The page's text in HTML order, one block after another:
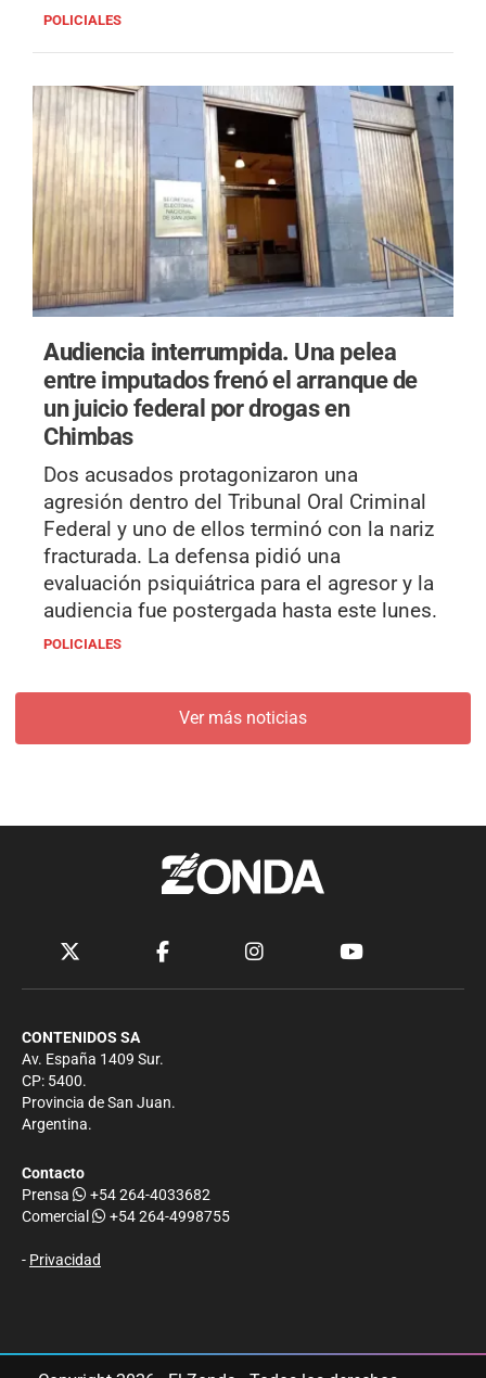
POLICIALES
Audiencia interrumpida. Una pelea
entre imputados frenó el arranque de
un juicio federal por drogas en
Chimbas
Dos acusados protagonizaron una
agresión dentro del Tribunal Oral Criminal
Federal y uno de ellos terminó con la nariz
fracturada. La defensa pidió una
evaluación psiquiátrica para el agresor y la
audiencia fue postergada hasta este lunes.
POLICIALES
Ver más noticias
CONTENIDOS SA
Av. España 1409 Sur.
CP: 5400.
Provincia de San Juan.
Argentina.
Contacto
Prensa
+54 264-4033682
Comercial
+54 264-4998755
- Privacidad